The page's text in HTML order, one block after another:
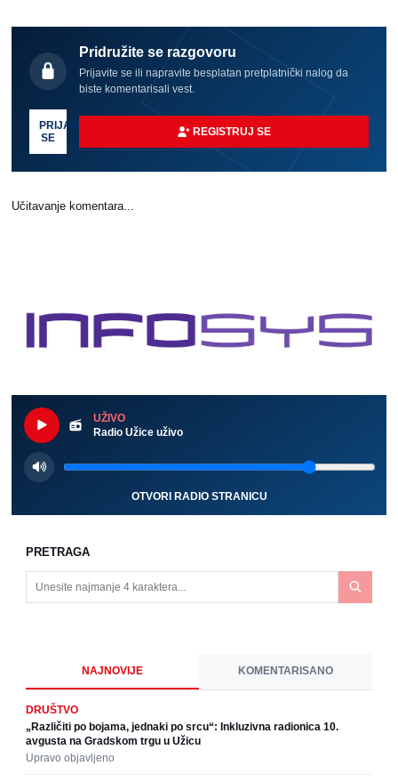
Pridružite se razgovoru
Prijavite se ili napravite besplatan pretplatnički nalog da
biste komentarisali vest.
PRIJAVI
SE
REGISTRUJ SE
Učitavanje komentara...
UŽIVO
Radio Užice uživo
OTVORI RADIO STRANICU
PRETRAGA
NAJNOVIJE KOMENTARISANO
DRUŠTVO
„Različiti po bojama, jednaki po srcu“: Inkluzivna radionica 10.
avgusta na Gradskom trgu u Užicu
Upravo objavljeno